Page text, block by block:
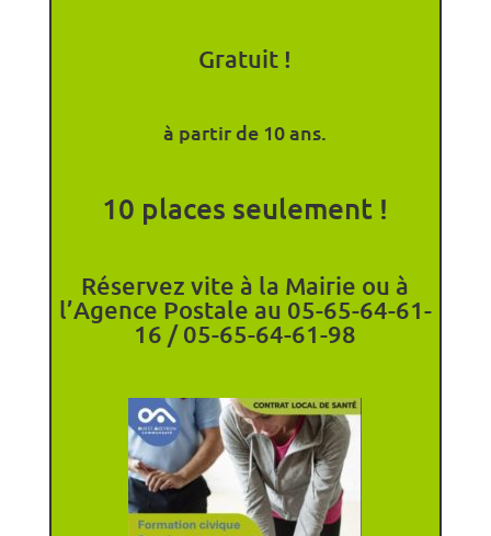
Gratuit !
à partir de 10 ans.
10 places seulement !
Réservez vite à la Mairie ou à
l’Agence Postale au 05-65-64-61-
16 / 05-65-64-61-98